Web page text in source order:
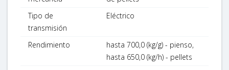
Tipo de
transmisión
Eléctrico
Rendimiento
hasta 700,0 (kg/g) - pienso,
hasta 650,0 (kg/h) - pellets